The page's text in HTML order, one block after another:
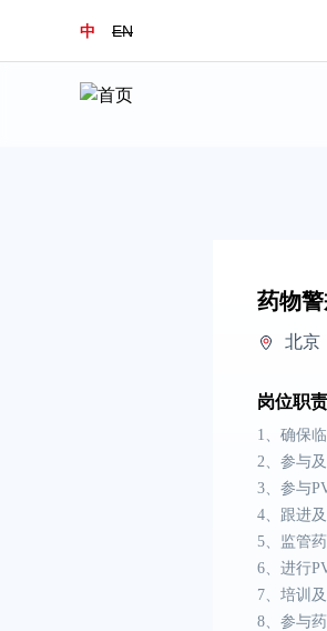
中 EN
药物
北京
岗位职责
1、确保
2、参与
3、参与
4、跟进
5、监管
6、进行
7、培训
8、参与